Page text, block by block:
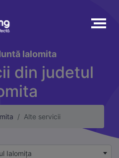
Ialomita
din judetul
Alte servicii
Ialomița